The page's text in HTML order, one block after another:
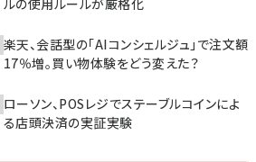
ルの使用ルールが厳格化
楽天、会話型の「AIコンシェルジュ」で注文額
17％増。買い物体験をどう変えた？
ローソン、POSレジでステーブルコインによ
る店頭決済の実証実験